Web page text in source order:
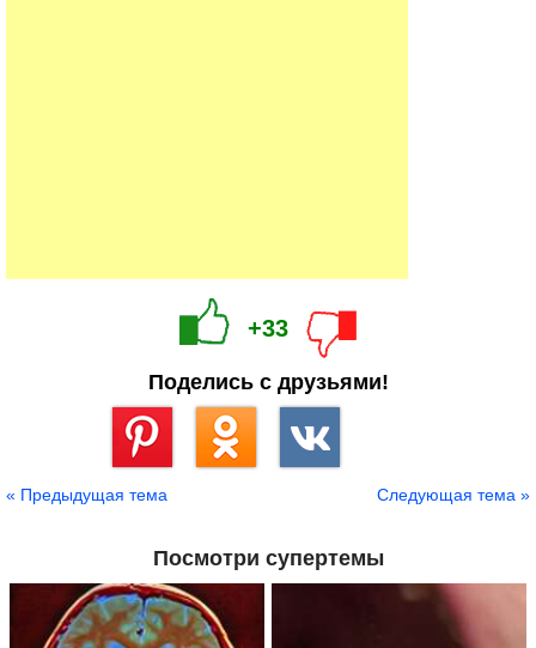
+33
Поделись с друзьями!
« Предыдущая тема Следующая тема »
Посмотри супертемы